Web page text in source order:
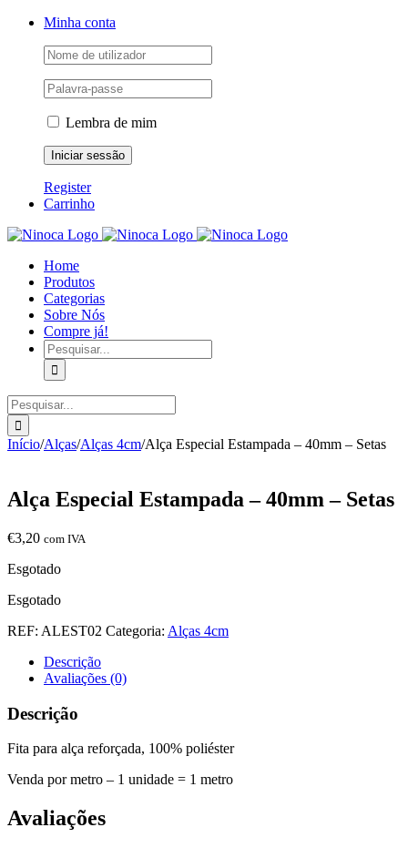
Skip
Facebook
Instagram
YouTubeMinha conta
Lembra de mim
Register
Carrinho
Home
Produtos
Categorias
Sobre Nós
Compre já!
Pesquisar
Pesquisar
Início/Alças/Alças 4cm/Alça Especial Estampada – 40mm – Setas
Alça Especial Estampada – 40mm – Setas
€3,20 com IVA
Esgotado
Esgotado
REF: ALEST02 Categoria: Alças 4cm
Descrição
Avaliações (0)
Descrição
Fita para alça reforçada, 100% poliéster
Venda por metro – 1 unidade = 1 metro
Avaliações